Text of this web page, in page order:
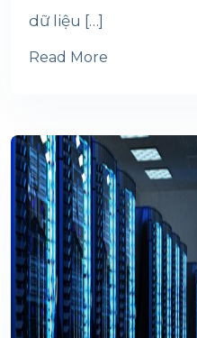
dữ liệu […]
Read More